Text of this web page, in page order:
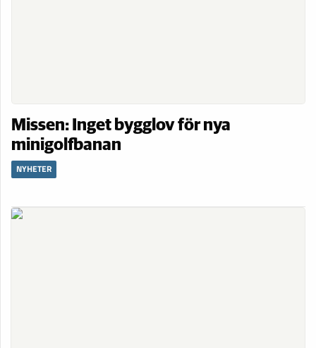
Missen: Inget bygglov för nya
minigolfbanan
NYHETER